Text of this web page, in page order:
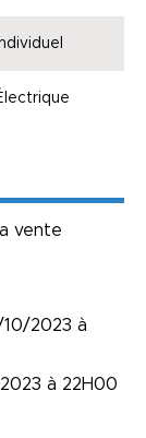
vente
2023 à
à 22H00